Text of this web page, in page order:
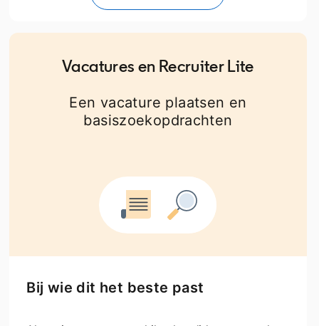
Vacatures en Recruiter Lite
Een vacature plaatsen en
basiszoekopdrachten
Bij wie dit het beste past